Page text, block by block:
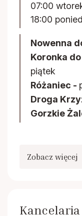
07:00
18:00
Nowenna
Koronka
piątek
Różaniec -
Droga
Gorzkie
Zobacz więcej